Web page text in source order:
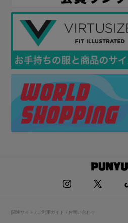
関連サイト / ご利用ガイド / お問い合わせ